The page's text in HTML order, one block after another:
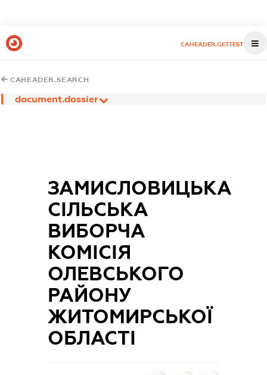
CAHEADER.GETTEST
CAHEADER.SEARCH
document.dossier
ЗАМИСЛОВИЦЬКА
СІЛЬСЬКА
ВИБОРЧА
КОМІСІЯ
ОЛЕВСЬКОГО
РАЙОНУ
ЖИТОМИРСЬКОЇ
ОБЛАСТІ